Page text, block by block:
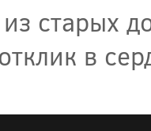
старых
в